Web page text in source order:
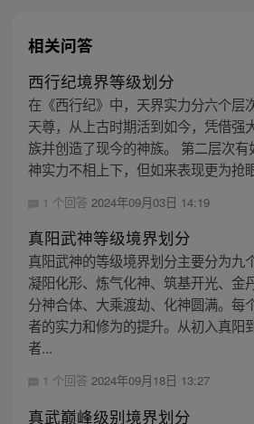
相关问答
西行纪境界等级划分
在《西行纪》中，天界实力分六个层
天尊，从上古时期活到如今，凭借强
族并创造了现今的神族。 第二层次
神实力不相上下，但如来表现更为抢
1 个回答 2024年09月03日 14:19
真阳武神等级境界划分
真阳武神的等级境界划分主要分为九
凝阳化形、炼气化神、筑基开光、金
分神合体、大乘渡劫、化神圆满。每
者的实力和修为的提升。从初入真阳
者...
1 个回答 2024年09月18日 13:27
真武巅峰级别境界划分